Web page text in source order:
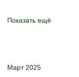
Погружение в
высокие
Показать ещё
Март 2025